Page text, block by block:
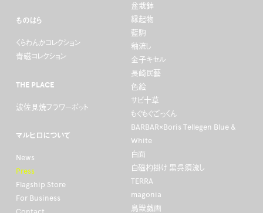
盆栽鉢
縁起物
藍駒
釉流し
金子キセル
長崎民藝
色絵
サビ十草
もぐもぐごっくん
BARBAR×Boris Tellegen Blue &
White
白面
白磁杓掛け 黒呉須流し
TERRA
magonia
鳥獣戯画
ものはら
くらわんかコレクション
青磁コレクション
THE PLACE
波佐見焼フラワーポット
マルヒロについて
News
Press
Flagship Store
For Business